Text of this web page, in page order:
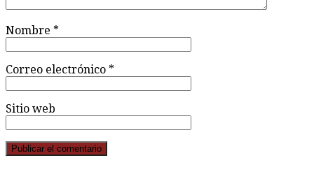
Nombre *
Correo electrónico *
Sitio web